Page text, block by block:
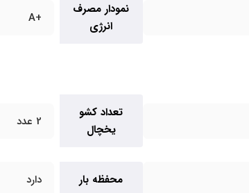
نمودار مصرف
انرژی
+A
تعداد کشو
یخچال
2 عدد
محفظه بار دارد